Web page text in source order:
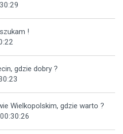
!
gdzie dobry ?
Wielkopolskim, gdzie warto ?